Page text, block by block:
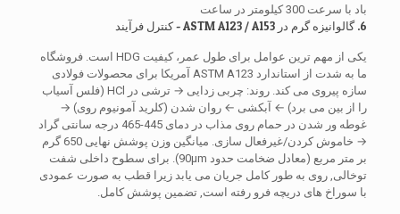
باد با سرعت 300 کیلومتر در ساعت
6. گالوانیزه گرم در ASTM A123 / A153 - کنترل فرآیند
یکی از مهم ترین عوامل برای طول عمر، کیفیت HDG است. فروشگاه
ما به شدت از استاندارد ASTM A123 آمریکا برای محصولات فولادی
سازه پیروی می کند. روند: چربی زدایی → ترشی در HCl (فلس آسیاب
را از بین می برد) ← آبکشی ← روان شدن (کلرید آمونیوم روی) →
غوطه ور شدن در حمام روی مذاب در دمای 445-465 درجه سانتی گراد
→ خاموش کردن/غیرفعال سازی. میانگین وزن پوشش نهایی 650 گرم
بر متر مربع (معادل ضخامت حدود 90μm). برای سطوح داخلی شفت
توخالی, روی به طور کامل جریان می یابد زیرا قطب به صورت عمودی
با سوراخ های دریچه فرو رفته است, تضمین پوشش کامل.